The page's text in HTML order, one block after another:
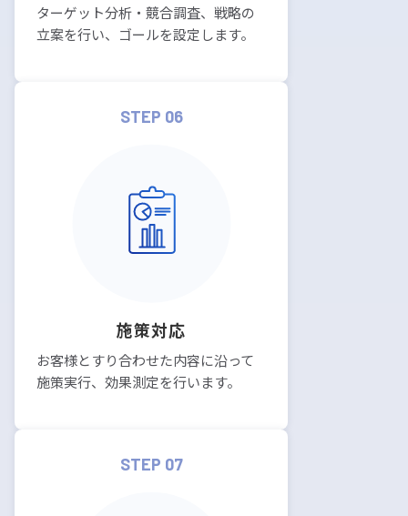
ターゲット分析・競合調査、戦略の
立案を行い、ゴールを設定します。
STEP 06
施策対応
お客様とすり合わせた内容に沿って
施策実行、効果測定を行います。
STEP 07